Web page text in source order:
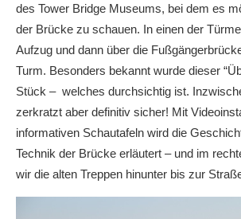
des Tower Bridge Museums, bei dem es
der Brücke zu schauen. In einen der
Aufzug und dann über die
Turm. Besonders bekannt wurde dieser
Stück – welches durchsichtig ist.
zerkratzt aber definitiv sicher! Mit
informativen Schautafeln wird die
Technik der Brücke erläutert – und im
wir die alten Treppen hinunter bis zur